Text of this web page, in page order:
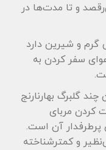
و تا مدت‌ها در
گرم و شیرین دارد
سفر کردن به
گلبرگ بهارنارنج
کردن مربای
پرطرفدار آن است.
و کمترشناخته